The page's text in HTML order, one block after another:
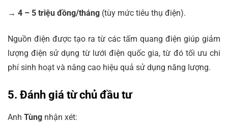
→ 4 – 5 triệu đồng/tháng (tùy mức tiêu thụ điện).
Nguồn điện được tạo ra từ các tấm quang điện giúp giảm
lượng điện sử dụng từ lưới điện quốc gia, từ đó tối ưu chi
phí sinh hoạt và nâng cao hiệu quả sử dụng năng lượng.
5. Đánh giá từ chủ đầu tư
Anh Tùng nhận xét: